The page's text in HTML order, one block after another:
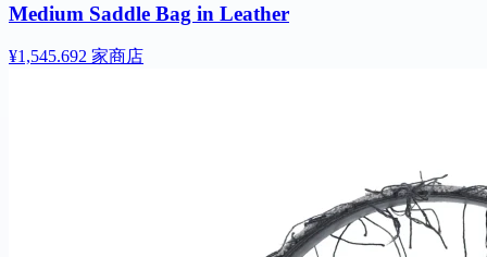
Medium Saddle Bag in Leather
¥1,545.692 家商店